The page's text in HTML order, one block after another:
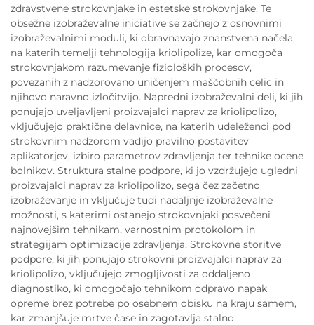
zdravstvene strokovnjake in estetske strokovnjake. Te
obsežne izobraževalne iniciative se začnejo z osnovnimi
izobraževalnimi moduli, ki obravnavajo znanstvena načela,
na katerih temelji tehnologija kriolipolize, kar omogoča
strokovnjakom razumevanje fizioloških procesov,
povezanih z nadzorovano uničenjem maščobnih celic in
njihovo naravno izločitvijo. Napredni izobraževalni deli, ki jih
ponujajo uveljavljeni proizvajalci naprav za kriolipolizo,
vključujejo praktične delavnice, na katerih udeleženci pod
strokovnim nadzorom vadijo pravilno postavitev
aplikatorjev, izbiro parametrov zdravljenja ter tehnike ocene
bolnikov. Struktura stalne podpore, ki jo vzdržujejo ugledni
proizvajalci naprav za kriolipolizo, sega čez začetno
izobraževanje in vključuje tudi nadaljnje izobraževalne
možnosti, s katerimi ostanejo strokovnjaki posvečeni
najnovejšim tehnikam, varnostnim protokolom in
strategijam optimizacije zdravljenja. Strokovne storitve
podpore, ki jih ponujajo strokovni proizvajalci naprav za
kriolipolizo, vključujejo zmogljivosti za oddaljeno
diagnostiko, ki omogočajo tehnikom odpravo napak
opreme brez potrebe po osebnem obisku na kraju samem,
kar zmanjšuje mrtve čase in zagotavlja stalno